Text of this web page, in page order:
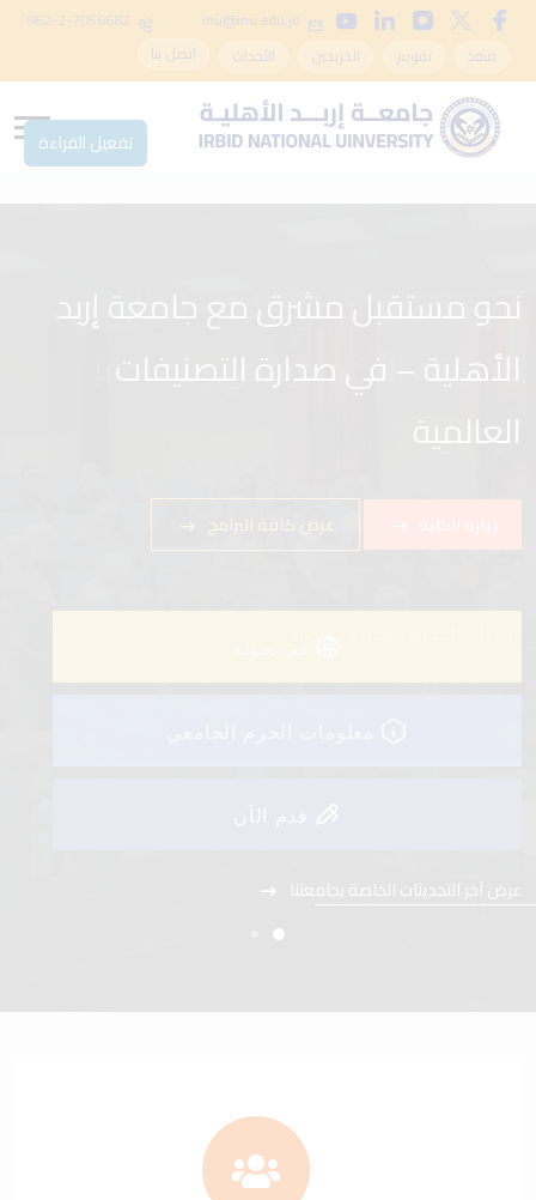
inu@inu.edu.jo
962-2-7056682
منفذ
تقويم الخريجين الأحداث اتصل بنا
نحو مستقبل مشرق مع جامعة إربد
الأهلية – في صدارة التصنيفات
العالمية
عرض كافة البرامج
عرض آخر التحديثات الخاصة بجامعتنا
مع جامعة إربد الأهلية – انطلق في
مسيرتك الأكاديمية في بيئة تحفز
الإبداع
عرض كافة البرامج
تفعيل القراءة